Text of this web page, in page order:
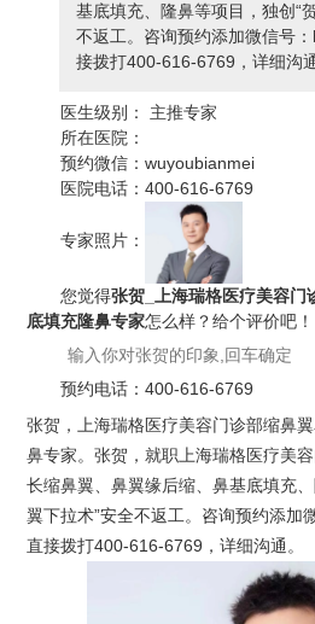
基底填充、隆鼻等项目，独创“
不返工。咨询预约添加微信号
接拨打400-616-6769，详细沟通
医生级别：
主推专家
所在医院：
预约微信：wuyoubianmei
医院电话：400-616-6769
专家照片：
您觉得张贺_上海瑞格医疗美容门
底填充隆鼻专家怎么样？给个评价吧！
预约电话：400-616-6769
张贺，上海瑞格医疗美容门诊部缩鼻
鼻专家。张贺，就职上海瑞格医疗美
长缩鼻翼、鼻翼缘后缩、鼻基底填充
翼下拉术”安全不返工。咨询预约添加
直接拨打400-616-6769，详细沟通。